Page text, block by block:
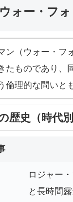
ォー・フ
ン（ウォー・フ
たものであり、
倫理的な問いと
歴史（時代
ロジャー
と長時間